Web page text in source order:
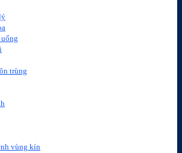
trùng
vùng kín